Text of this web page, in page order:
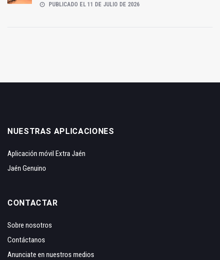
PUBLICADO EL 11 DE JULIO DE 2026
NUESTRAS APLICACIONES
Aplicación móvil Extra Jaén
Jaén Genuino
CONTACTAR
Sobre nosotros
Contáctanos
Anunciate en nuestros medios